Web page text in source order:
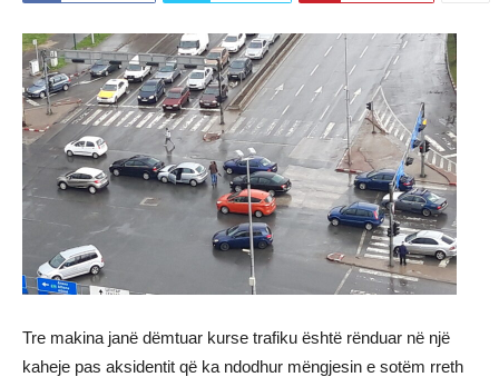
Tre makina janë dëmtuar kurse trafiku është rënduar në një
kaheje pas aksidentit që ka ndodhur mëngjesin e sotëm rreth